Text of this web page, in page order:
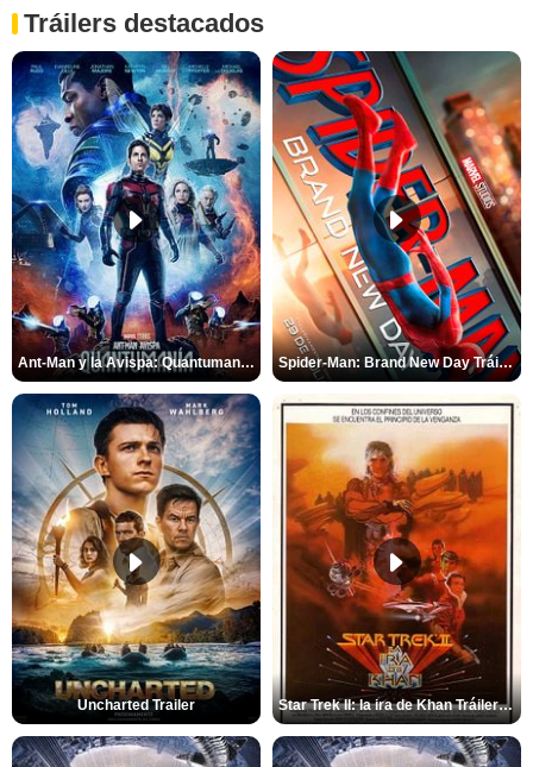
Tráilers destacados
Ant-Man y la Avispa: Quantumanía Tráiler (2) Spider-Man: Brand New Day Tráiler (3)
Uncharted Trailer Star Trek II: la ira de Khan Tráiler VO